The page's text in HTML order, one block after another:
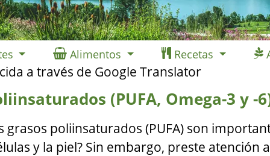
Alimentos Recetas
a través de Google Translator
(PUFA, Omega-3 y -
grasos poliinsaturados (PUFA) son
y la piel? Sin embargo, preste atención